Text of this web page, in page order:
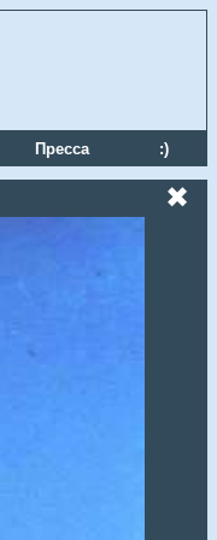
Пресса :)
✖